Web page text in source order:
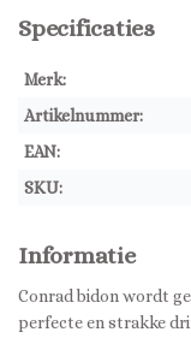
Specificaties
Merk:
Artikelnummer:
EAN:
SKU:
Informatie
Conrad bidon wordt
perfecte en strakke